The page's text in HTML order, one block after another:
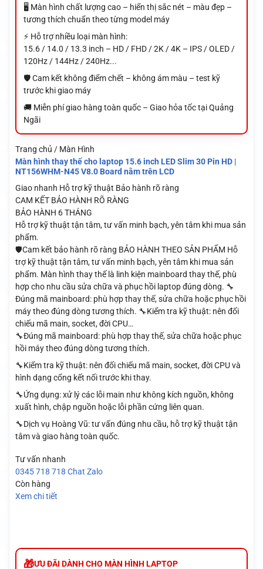
🖥️ Màn hình chất lượng cao – hiển thị sắc nét – màu đẹp –
tương thích chuẩn theo từng model máy
⚡ Hỗ trợ nhiều loại màn hình:
15.6 / 14.0 / 13.3 inch – HD / FHD / 2K / 4K – IPS / OLED /
120Hz / 144Hz / 240Hz...
🛡️ Cam kết không điểm chết – không ám màu – test kỹ
trước khi giao máy
🚚 Miễn phí giao hàng toàn quốc – Giao hỏa tốc tại Quảng
Ngãi
Trang chủ / Màn Hình
Màn hình thay thế cho laptop 15.6 inch LED Slim 30 Pin HD |
NT156WHM-N45 V8.0 Board nằm trên LCD
Giao nhanh Hỗ trợ kỹ thuật Bảo hành rõ ràng
CAM KẾT BẢO HÀNH RÕ RÀNG
BẢO HÀNH 6 THÁNG
Hỗ trợ kỹ thuật tận tâm, tư vấn minh bạch, yên tâm khi mua sản
phẩm.
🛡️Cam kết bảo hành rõ ràng BẢO HÀNH THEO SẢN PHẨM Hỗ
trợ kỹ thuật tận tâm, tư vấn minh bạch, yên tâm khi mua sản
phẩm. Màn hình thay thế là linh kiện mainboard thay thế, phù
hợp cho nhu cầu sửa chữa và phục hồi laptop đúng dòng. 🔧
Đúng mã mainboard: phù hợp thay thế, sửa chữa hoặc phục hồi
máy theo đúng dòng tương thích. 🔧Kiểm tra kỹ thuật: nên đối
chiếu mã main, socket, đời CPU…
🔧Đúng mã mainboard: phù hợp thay thế, sửa chữa hoặc phục
hồi máy theo đúng dòng tương thích.
🔧Kiểm tra kỹ thuật: nên đối chiếu mã main, socket, đời CPU và
hình dạng cổng kết nối trước khi thay.
🔧Ứng dụng: xử lý các lỗi main như không kích nguồn, không
xuất hình, chập nguồn hoặc lỗi phần cứng liên quan.
🔧Dịch vụ Hoàng Vũ: tư vấn đúng nhu cầu, hỗ trợ kỹ thuật tận
tâm và giao hàng toàn quốc.
Tư vấn nhanh
0345 718 718 Chat Zalo
Còn hàng
Xem chi tiết
ƯU ĐÃI DÀNH CHO MÀN HÌNH LAPTOP